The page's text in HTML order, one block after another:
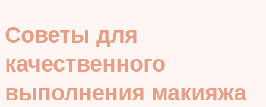
Советы для
качественного
выполнения макияжа